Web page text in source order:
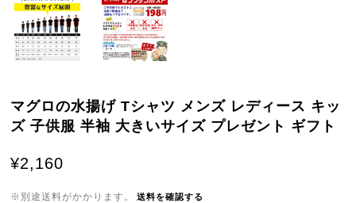
マグロの水揚げ Tシャツ メンズ レディース キッ
ズ 子供服 半袖 大きいサイズ プレゼント ギフト
¥2,160
※別途送料がかかります。 送料を確認する